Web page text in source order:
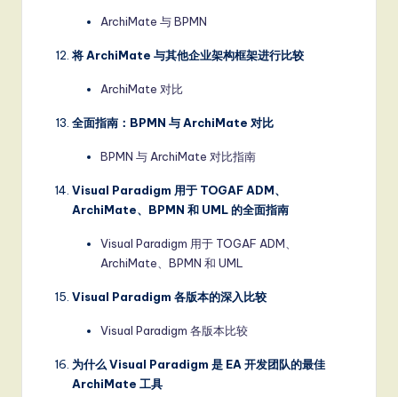
ArchiMate 与 BPMN
将 ArchiMate 与其他企业架构框架进行比较
ArchiMate 对比
全面指南：BPMN 与 ArchiMate 对比
BPMN 与 ArchiMate 对比指南
Visual Paradigm 用于 TOGAF ADM、
ArchiMate、BPMN 和 UML 的全面指南
Visual Paradigm 用于 TOGAF ADM、
ArchiMate、BPMN 和 UML
Visual Paradigm 各版本的深入比较
Visual Paradigm 各版本比较
为什么 Visual Paradigm 是 EA 开发团队的最佳
ArchiMate 工具